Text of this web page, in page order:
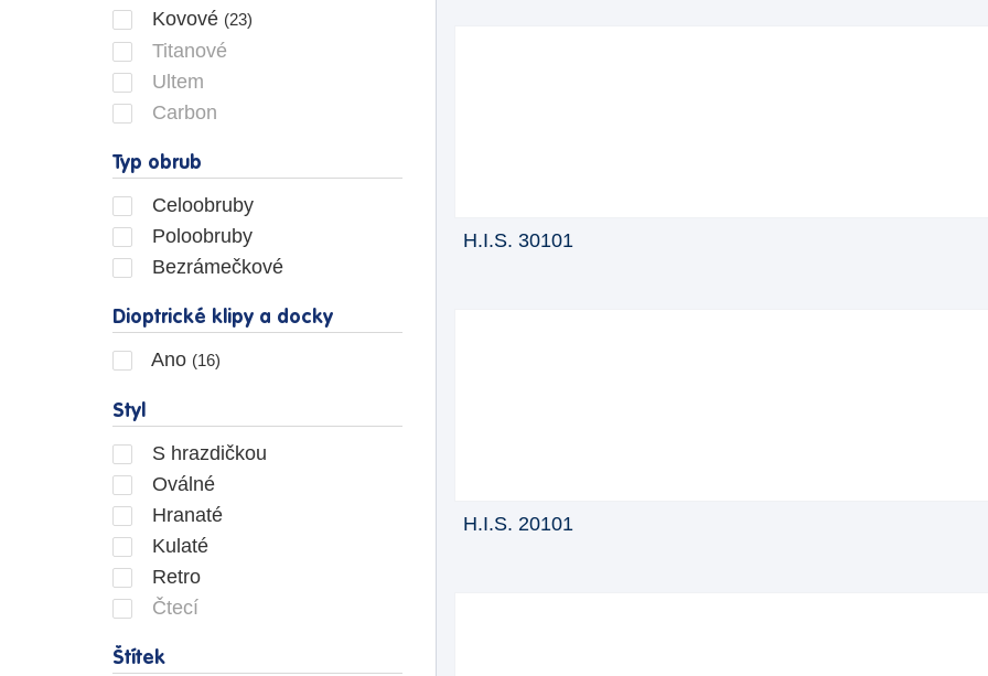
Kovové (23)
Titanové
Ultem
Carbon
Typ obrub
Celoobruby
Poloobruby
Bezrámečkové
Dioptrické klipy a docky
Ano (16)
Styl
S hrazdičkou
Oválné
Hranaté
Kulaté
Retro
Čtecí
Štítek
H.I.S. 30101
H.I.S. 20101